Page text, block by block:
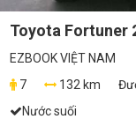
Toyota Fortuner
EZBOOK VIỆT NAM
7
132 km
Nước suối